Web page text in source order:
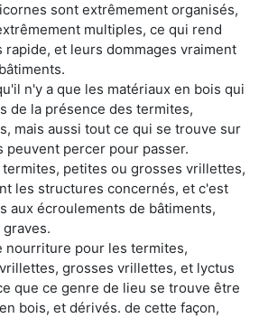
sont extrêmement organisés,
multiples, ce qui rend
et leurs dommages vraiment
n'y a que les matériaux en bois qui
de la présence des termites,
mais aussi tout ce qui se trouve sur
peuvent percer pour passer.
termites, petites ou grosses vrillettes,
les structures concernés, et c'est
aux écroulements de bâtiments,
nourriture pour les termites,
grosses vrillettes, et lyctus
que ce genre de lieu se trouve être
bois, et dérivés. de cette façon,